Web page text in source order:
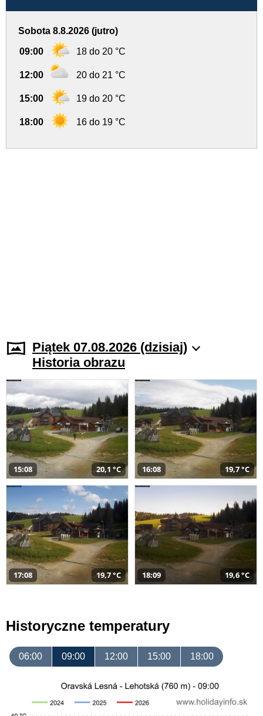
Sobota 8.8.2026 (jutro)
09:00 18 do 20 °C
12:00 20 do 21 °C
15:00 19 do 20 °C
18:00 16 do 19 °C
Piątek 07.08.2026 (dzisiaj)
Historia obrazu
15:08 20,1 °C 16:08 19,7 °C
17:08 19,7 °C 18:09 19,6 °C
Historyczne temperatury
06:00 09:00 12:00 15:00 18:00